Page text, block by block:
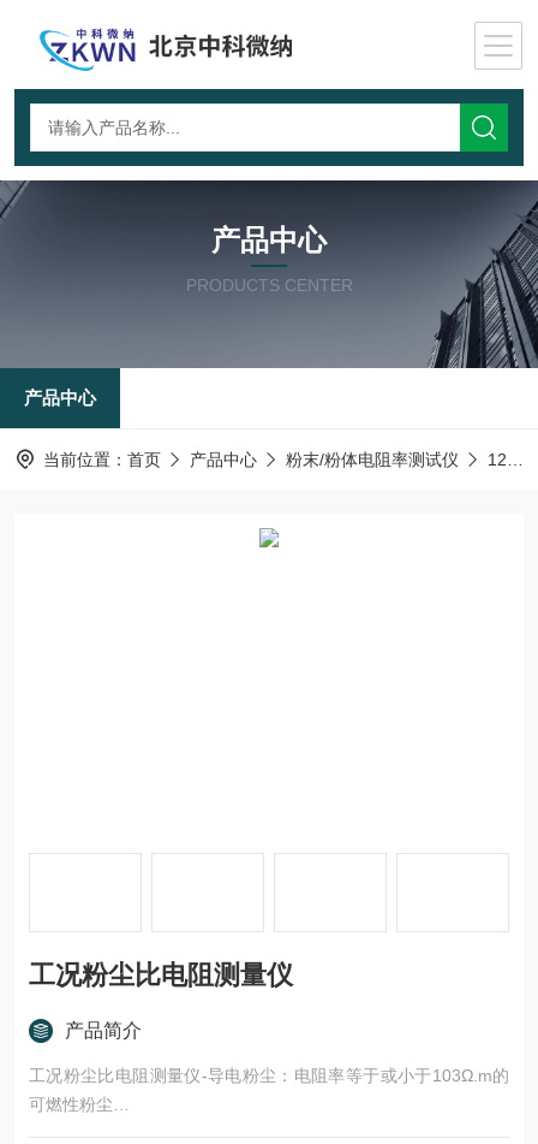
产品中心
PRODUCTS CENTER
产品中心
当前位置： 首页 产品中心 粉末/粉体电阻率测试仪 126T-粉尘层电阻率测定仪
工况粉尘比电阻测量仪
产品简介
工况粉尘比电阻测量仪-导电粉尘：电阻率等于或小于103Ω.m的
可燃性粉尘
非导电粉尘：电阻率大于103Ω.m的可燃性粉尘